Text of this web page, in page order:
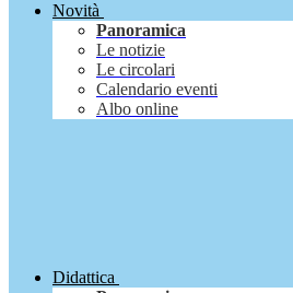
Novità
Panoramica
Le notizie
Le circolari
Calendario eventi
Albo online
Didattica